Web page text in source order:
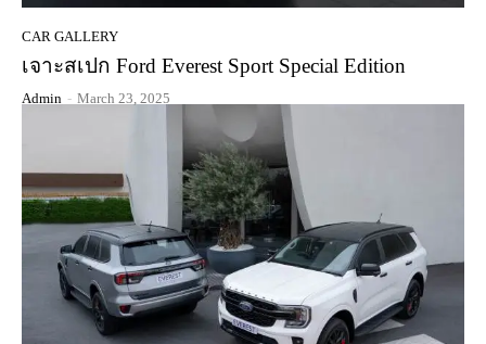
CAR GALLERY
เจาะสเปก Ford Everest Sport Special Edition
Admin - March 23, 2025